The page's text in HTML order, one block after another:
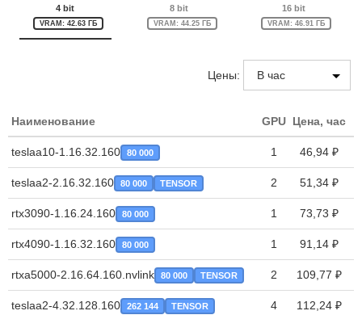
4 bit
VRAM: 42.63 ГБ
8 bit
VRAM: 44.25 ГБ
16 bit
VRAM: 46.91 ГБ
Цены:
Наименование GPU Цена, час
teslaa10-1.16.32.160 80 000 1 46,94 ₽
teslaa2-2.16.32.160 80 000 TENSOR 2 51,34 ₽
rtx3090-1.16.24.160 80 000 1 73,73 ₽
rtx4090-1.16.32.160 80 000 1 91,14 ₽
rtxa5000-2.16.64.160.nvlink 80 000 TENSOR 2 109,77 ₽
teslaa2-4.32.128.160 262 144 TENSOR 4 112,24 ₽